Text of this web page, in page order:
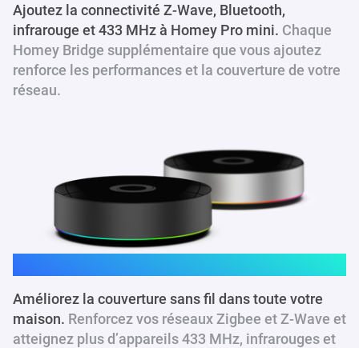
Ajoutez la connectivité Z-Wave, Bluetooth,
infrarouge et 433 MHz à Homey Pro mini. Chaque
Homey Bridge supplémentaire que vous ajoutez
renforce les performances et la couverture de votre
réseau.
Améliorez la couverture sans fil dans toute votre
maison. Renforcez vos réseaux Zigbee et Z-Wave et
atteignez plus d’appareils 433 MHz, infrarouges et